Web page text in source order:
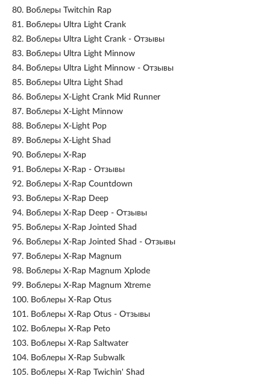
80. Воблеры Twitchin Rap
81. Воблеры Ultra Light Crank
82. Воблеры Ultra Light Crank - Отзывы
83. Воблеры Ultra Light Minnow
84. Воблеры Ultra Light Minnow - Отзывы
85. Воблеры Ultra Light Shad
86. Воблеры X-Light Crank Mid Runner
87. Воблеры X-Light Minnow
88. Воблеры X-Light Pop
89. Воблеры X-Light Shad
90. Воблеры X-Rap
91. Воблеры X-Rap - Отзывы
92. Воблеры X-Rap Countdown
93. Воблеры X-Rap Deep
94. Воблеры X-Rap Deep - Отзывы
95. Воблеры X-Rap Jointed Shad
96. Воблеры X-Rap Jointed Shad - Отзывы
97. Воблеры X-Rap Magnum
98. Воблеры X-Rap Magnum Xplode
99. Воблеры X-Rap Magnum Xtreme
100. Воблеры X-Rap Otus
101. Воблеры X-Rap Otus - Отзывы
102. Воблеры X-Rap Peto
103. Воблеры X-Rap Saltwater
104. Воблеры X-Rap Subwalk
105. Воблеры X-Rap Twichin' Shad